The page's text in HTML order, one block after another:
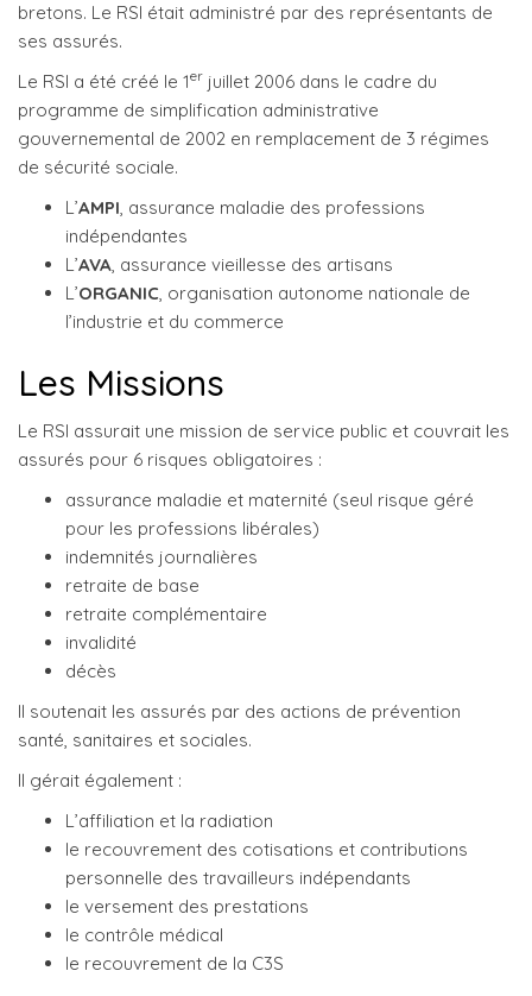
bretons. Le RSI était administré par des représentants de
ses assurés.
Le RSI a été créé le 1er juillet 2006 dans le cadre du
programme de simplification administrative
gouvernemental de 2002 en remplacement de 3 régimes
de sécurité sociale.
L’AMPI, assurance maladie des professions
indépendantes
L’AVA, assurance vieillesse des artisans
L’ORGANIC, organisation autonome nationale de
l’industrie et du commerce
Les Missions
Le RSI assurait une mission de service public et couvrait les
assurés pour 6 risques obligatoires :
assurance maladie et maternité (seul risque géré
pour les professions libérales)
indemnités journalières
retraite de base
retraite complémentaire
invalidité
décès
Il soutenait les assurés par des actions de prévention
santé, sanitaires et sociales.
Il gérait également :
L’affiliation et la radiation
le recouvrement des cotisations et contributions
personnelle des travailleurs indépendants
le versement des prestations
le contrôle médical
le recouvrement de la C3S